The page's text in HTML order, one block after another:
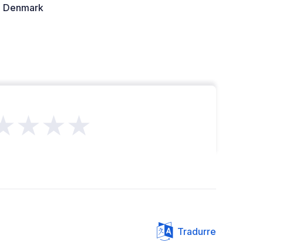
Denmark
Tradurre